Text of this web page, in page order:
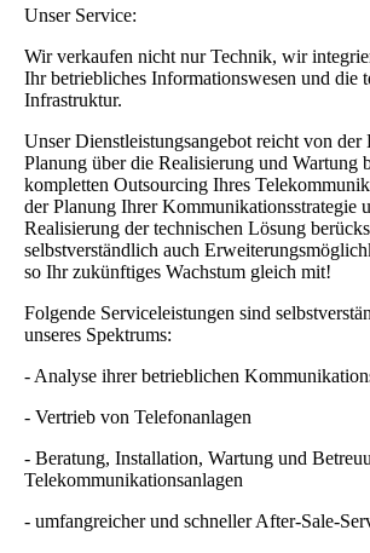
Unser Service:
Wir verkaufen nicht nur Technik, wir
Ihr betriebliches Informationswesen und die
Infrastruktur.
Unser Dienstleistungsangebot reicht von der
Planung über die Realisierung und Wartung
kompletten Outsourcing Ihres
der Planung Ihrer Kommunikationsstrategie
Realisierung der technischen Lösung
selbstverständlich auch
so Ihr zukünftiges Wachstum gleich mit!
Folgende Serviceleistungen sind
unseres Spektrums:
- Analyse ihrer betrieblichen
- Vertrieb von Telefonanlagen
- Beratung, Installation, Wartung und
Telekommunikationsanlagen
- umfangreicher und schneller After-Sale-